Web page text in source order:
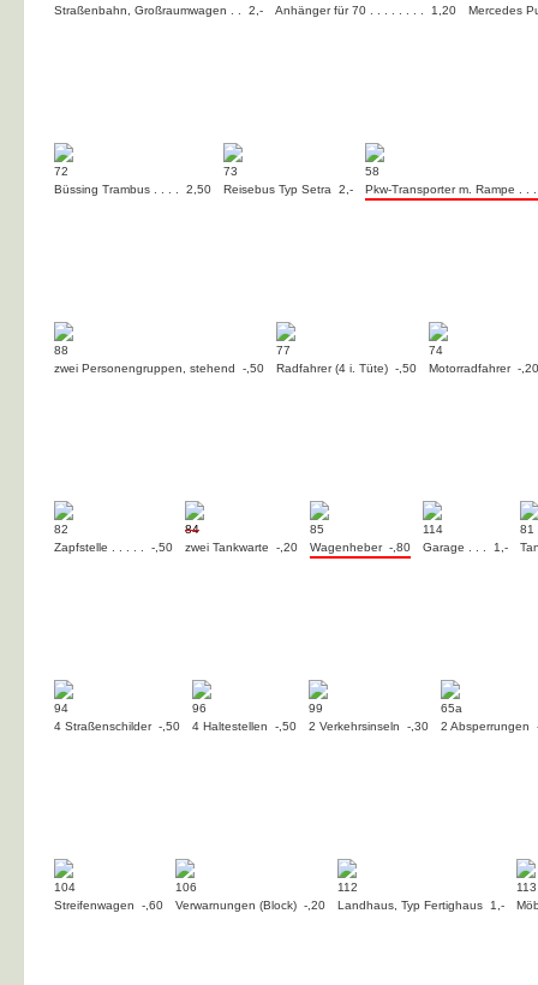
Straßenbahn, Großraumwagen . . 2,-
Anhänger für 70 . . . . . . . . 1,20
Mercedes
72
Büssing Trambus . . . . 2,50
73
Reisebus Typ Setra 2,-
58
Pkw-Transporter m. Rampe . .
88
zwei Personengruppen, stehend -,50
77
Radfahrer (4 i. Tüte) -,50
74
Motorradfahrer -,20
82
Zapfstelle . . . . . -,50
84
zwei Tankwarte -,20
85
Wagenheber -,80
114
Garage . . . 1,-
81
94
4 Straßenschilder -,50
96
4 Haltestellen -,50
99
2 Verkehrsinseln -,30
65a
2 Absperrungen
104
Streifenwagen -,60
106
Verwarnungen (Block) -,20
112
Landhaus, Typ Fertighaus 1,-
113